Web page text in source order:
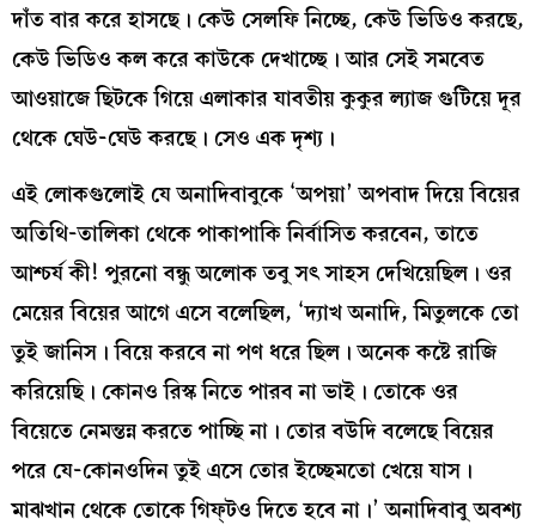
দাঁত বার করে হাসছে। কেউ সেলফি নিচ্ছে, কেউ ভিডিও করছে,
কেউ ভিডিও কল করে কাউকে দেখাচ্ছে। আর সেই সমবেত
আওয়াজে ছিটকে গিয়ে এলাকার যাবতীয় কুকুর ল্যাজ গুটিয়ে দূর
থেকে ঘেউ-ঘেউ করছে। সেও এক দৃশ্য।
এই লোকগুলোই যে অনাদিবাবুকে ‘অপয়া’ অপবাদ দিয়ে বিয়ের
অতিথি-তালিকা থেকে পাকাপাকি নির্বাসিত করবেন, তাতে
আশ্চর্য কী! পুরনো বন্ধু অলোক তবু সৎ সাহস দেখিয়েছিল। ওর
মেয়ের বিয়ের আগে এসে বলেছিল, ‘দ্যাখ অনাদি, মিতুলকে তো
তুই জানিস। বিয়ে করবে না পণ ধরে ছিল। অনেক কষ্টে রাজি
করিয়েছি। কোনও রিস্ক নিতে পারব না ভাই। তোকে ওর
বিয়েতে নেমন্তন্ন করতে পাচ্ছি না। তোর বউদি বলেছে বিয়ের
পরে যে-কোনওদিন তুই এসে তোর ইচ্ছেমতো খেয়ে যাস।
মাঝখান থেকে তোকে গিফ্‌টও দিতে হবে না।’ অনাদিবাবু অবশ্য